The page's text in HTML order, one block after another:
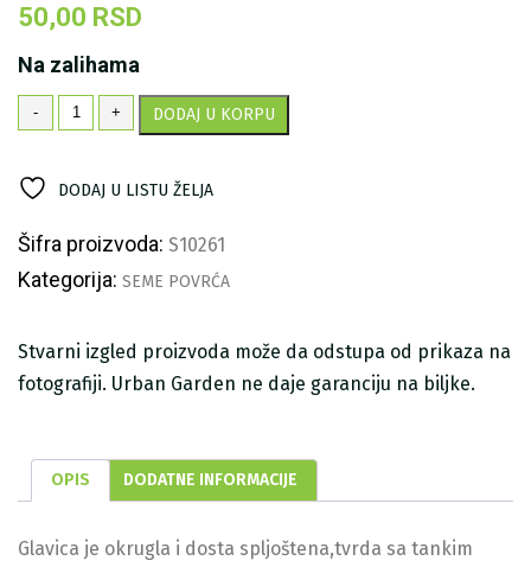
50,00 RSD
Na zalihama
-
Kupus
Varaždinski
+ DODAJ U KORPU
DODAJ U LISTU ŽELJA
Šifra proizvoda: S10261
Kategorija: SEME POVRĆA
Stvarni izgled proizvoda može da odstupa od prikaza na
fotografiji. Urban Garden ne daje garanciju na biljke.
OPIS DODATNE INFORMACIJE
Glavica je okrugla i dosta spljoštena,tvrda sa tankim